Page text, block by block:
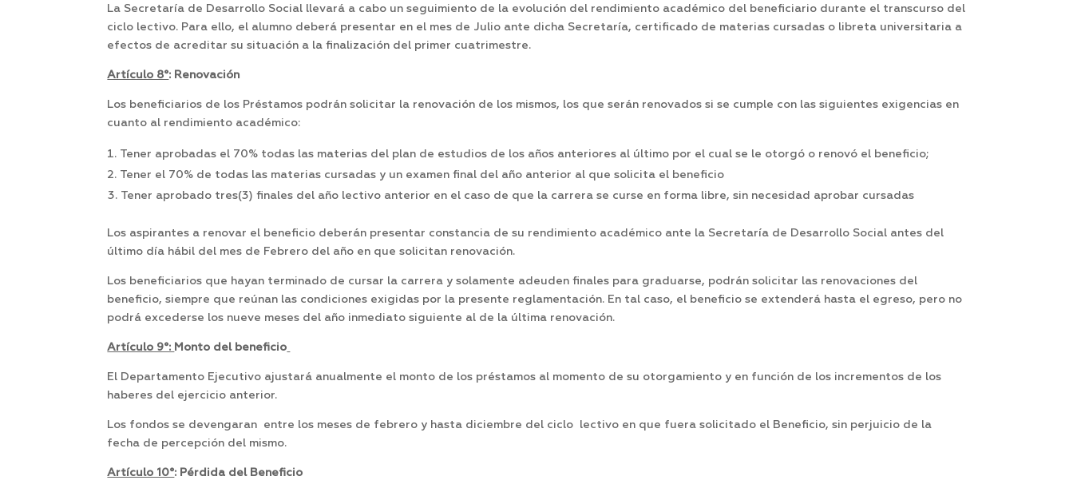
La Secretaría de Desarrollo Social llevará a cabo un seguimiento de la evolución del rendimiento académico del beneficiario durante el transcurso del
ciclo lectivo. Para ello, el alumno deberá presentar en el mes de Julio ante dicha Secretaría, certificado de materias cursadas o libreta universitaria a
efectos de acreditar su situación a la finalización del primer cuatrimestre.
Artículo 8°: Renovación
Los beneficiarios de los Préstamos podrán solicitar la renovación de los mismos, los que serán renovados si se cumple con las siguientes exigencias en
cuanto al rendimiento académico:
Tener aprobadas el 70% todas las materias del plan de estudios de los años anteriores al último por el cual se le otorgó o renovó el beneficio;
Tener el 70% de todas las materias cursadas y un examen final del año anterior al que solicita el beneficio
Tener aprobado tres(3) finales del año lectivo anterior en el caso de que la carrera se curse en forma libre, sin necesidad aprobar cursadas
Los aspirantes a renovar el beneficio deberán presentar constancia de su rendimiento académico ante la Secretaría de Desarrollo Social antes del
último día hábil del mes de Febrero del año en que solicitan renovación.
Los beneficiarios que hayan terminado de cursar la carrera y solamente adeuden finales para graduarse, podrán solicitar las renovaciones del
beneficio, siempre que reúnan las condiciones exigidas por la presente reglamentación. En tal caso, el beneficio se extenderá hasta el egreso, pero no
podrá excederse los nueve meses del año inmediato siguiente al de la última renovación.
Artículo 9°: Monto del beneficio
El Departamento Ejecutivo ajustará anualmente el monto de los préstamos al momento de su otorgamiento y en función de los incrementos de los
haberes del ejercicio anterior.
Los fondos se devengaran entre los meses de febrero y hasta diciembre del ciclo lectivo en que fuera solicitado el Beneficio, sin perjuicio de la
fecha de percepción del mismo.
Artículo 10°: Pérdida del Beneficio